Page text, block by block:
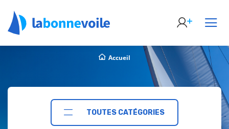
Accueil
TOUTES CATÉGORIES